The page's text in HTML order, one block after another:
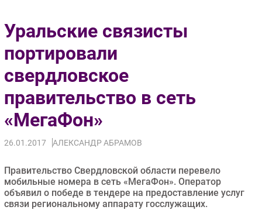
Импорто­замещение
Автоматизация Промышленности
Интернет
Мобильная связь
Фиксированная связь
Интеграция
Рынок ПК
Торговые сети
Оборудование
ПО
Уральские связисты
портировали
свердловское
правительство в сеть
«МегаФон»
26.01.2017 АЛЕКСАНДР АБРАМОВ
Правительство Свердловской области перевело
мобильные номера в сеть «МегаФон». Оператор
объявил о победе в тендере на предоставление услуг
связи региональному аппарату госслужащих.